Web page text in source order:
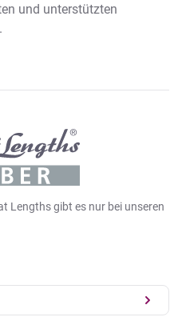
und unterstützten
Lengths gibt es nur bei unseren